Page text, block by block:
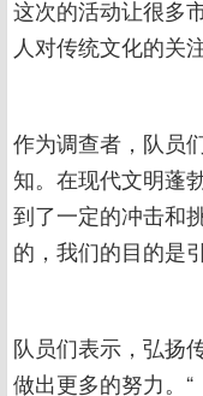
这次的活动让很多
人对传统文化的关注
作为调查者，队员
知。在现代文明蓬
到了一定的冲击和
的，我们的目的是
队员们表示，弘扬
做出更多的努力。“